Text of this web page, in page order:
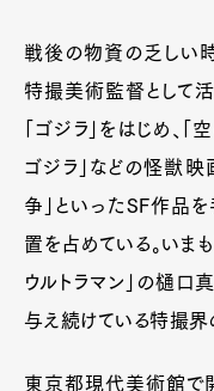
戦後の物資の乏しい
特撮美術監督として
「ゴジラ」をはじめ、
ゴジラ」などの怪獣映
争」といったSF作品
置を占めている。いま
ウルトラマン」の樋口
与え続けている特撮界
東京都現代美術館で